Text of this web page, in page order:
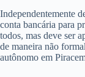
Independentemente
conta bancária para
todos, mas deve ser
de maneira não
autônomo em